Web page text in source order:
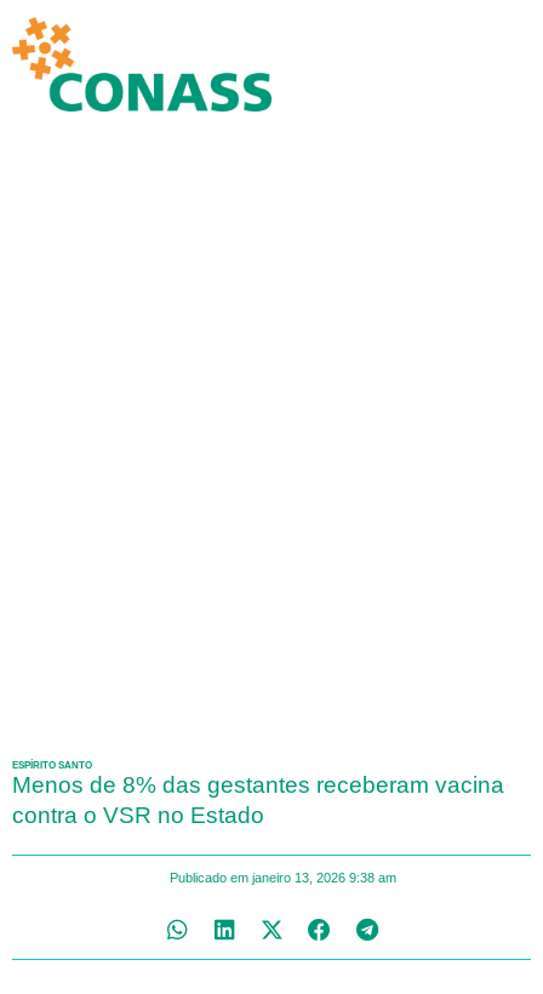
ESPÍRITO SANTO
Menos de 8% das gestantes receberam vacina
contra o VSR no Estado
Publicado em janeiro 13, 2026 9:38 am